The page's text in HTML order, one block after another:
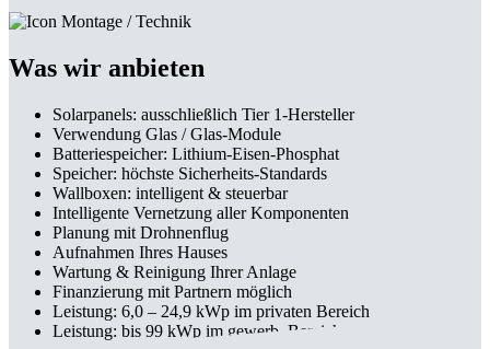
Was wir anbieten
Solarpanels: ausschließlich Tier 1-Hersteller
Verwendung Glas / Glas-Module
Batteriespeicher: Lithium-Eisen-Phosphat
Speicher: höchste Sicherheits-Standards
Wallboxen: intelligent & steuerbar
Intelligente Vernetzung aller Komponenten
Planung mit Drohnenflug
Aufnahmen Ihres Hauses
Wartung & Reinigung Ihrer Anlage
Finanzierung mit Partnern möglich
Leistung: 6,0 – 24,9 kWp im privaten Bereich
Leistung: bis 99 kWp im gewerb. Bereich